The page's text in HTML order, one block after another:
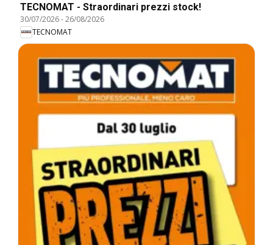
TECNOMAT - Straordinari prezzi stock!
30/07/2026-26/08/2026
TECNOMAT